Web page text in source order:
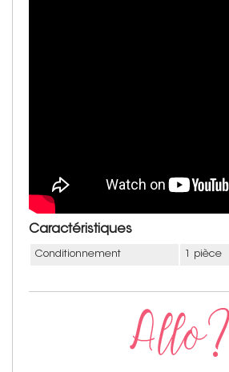
Caractéristiques
Conditionnement 1 pièce